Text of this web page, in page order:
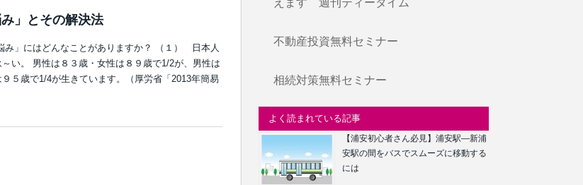
み」とその解決法
」にはどんなことがありますか？ （１） 日本人
い。 男性は８３歳・女性は８９歳で1/2が、男性は
９５歳で1/4が生きています。（厚労省「2013年簡易
ぜひまた岩島さんにお願いできたら嬉し
この度は本当にありがとうござました。
不動産投資無料セミナー
相続対策無料セミナー
よく読まれている記事
【浦安初心者さん必見】浦安駅―新浦
安駅の間をバスでスムーズに移動する
には